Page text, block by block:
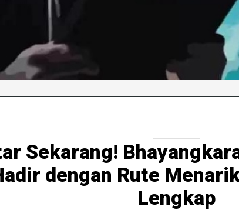
Sekarang!
dengan Rute
Lengkap